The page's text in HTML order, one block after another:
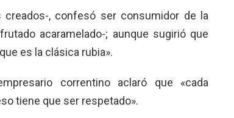
, confesó ser consumidor de la
acaramelado-; aunque sugirió que
es la clásica rubia».
correntino aclaró que «cada
tiene que ser respetado».